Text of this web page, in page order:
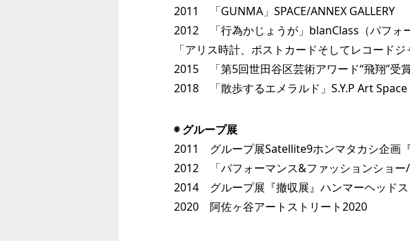
2011 「GUNMA」SPACE/ANNEX GALLERY
2012 「行為かじょうが」blanClass（パフォ
「アリス時計、ポストカードそしてレコード
2015 「第5回世田谷区芸術アワード“飛翔”
2018 「散歩するエメラルド」S.Y.P Art
◉ グループ展
2011 グループ展Satellite9ホンマタカシ企画
2012 「パフォーマンス&ファッションショ
2014 グループ展『撤収展』ハンマーヘッド
2020 阿佐ヶ谷アートストリート2020